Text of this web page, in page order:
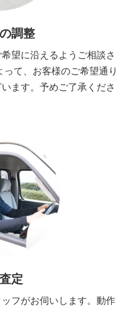
調整
望に沿えるようご相談さ
て、お客様のご希望通り
ます。予めご了承くださ
定
フがお伺いします。動作